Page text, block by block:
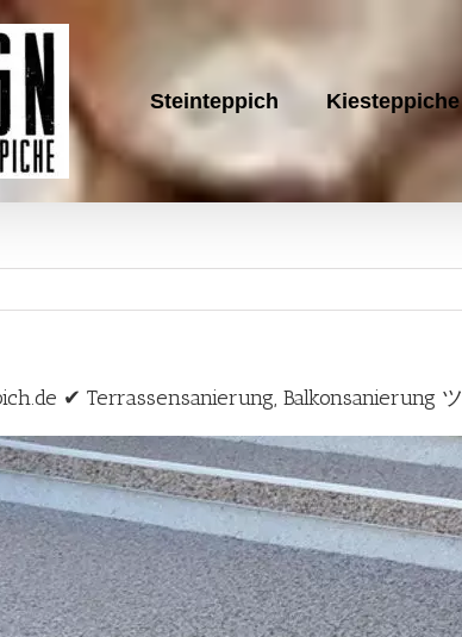
Steinteppich Kiesteppiche
✔ Terrassensanierung, Balkonsanierung ツ